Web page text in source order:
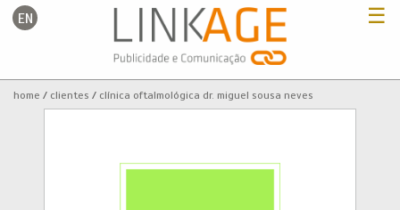
EN
Home
☰
home clientes clínica oftalmológica dr. miguel sousa neves